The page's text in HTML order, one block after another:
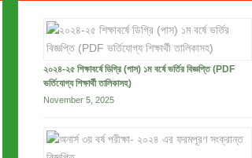
২০২৪-২৫ শিক্ষাবর্ষে ডিগ্রি (পাস) ১ম বর্ষে ভর্তির বিজ্ঞপ্তি (PDF
ভর্তিযোগ্য শিক্ষার্থী তালিকাসহ)
November 5, 2025